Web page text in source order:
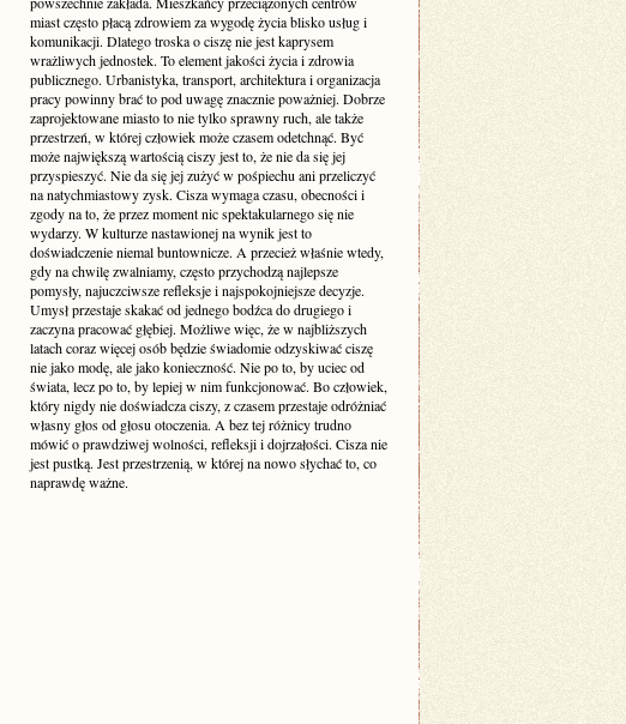
miast często płacą zdrowiem za wygodę życia blisko usług i
komunikacji. Dlatego troska o ciszę nie jest kaprysem
wrażliwych jednostek. To element jakości życia i zdrowia
publicznego. Urbanistyka, transport, architektura i organizacja
pracy powinny brać to pod uwagę znacznie poważniej. Dobrze
zaprojektowane miasto to nie tylko sprawny ruch, ale także
przestrzeń, w której człowiek może czasem odetchnąć. Być
może największą wartością ciszy jest to, że nie da się jej
przyspieszyć. Nie da się jej zużyć w pośpiechu ani przeliczyć
na natychmiastowy zysk. Cisza wymaga czasu, obecności i
zgody na to, że przez moment nic spektakularnego się nie
wydarzy. W kulturze nastawionej na wynik jest to
doświadczenie niemal buntownicze. A przecież właśnie wtedy,
gdy na chwilę zwalniamy, często przychodzą najlepsze
pomysły, najuczciwsze refleksje i najspokojniejsze decyzje.
Umysł przestaje skakać od jednego bodźca do drugiego i
zaczyna pracować głębiej. Możliwe więc, że w najbliższych
latach coraz więcej osób będzie świadomie odzyskiwać ciszę
nie jako modę, ale jako konieczność. Nie po to, by uciec od
świata, lecz po to, by lepiej w nim funkcjonować. Bo człowiek,
który nigdy nie doświadcza ciszy, z czasem przestaje odróżniać
własny głos od głosu otoczenia. A bez tej różnicy trudno
mówić o prawdziwej wolności, refleksji i dojrzałości. Cisza nie
jest pustką. Jest przestrzenią, w której na nowo słychać to, co
naprawdę ważne.